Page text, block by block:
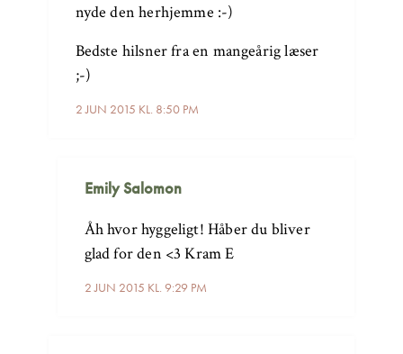
2 JUN 2015 KL. 8:50 PM
nyde den herhjemme :-)
Bedste hilsner fra en mangeårig læser
;-)
Emily Salomon
2 JUN 2015 KL. 9:29 PM
Åh hvor hyggeligt! Håber du bliver
glad for den <3 Kram E